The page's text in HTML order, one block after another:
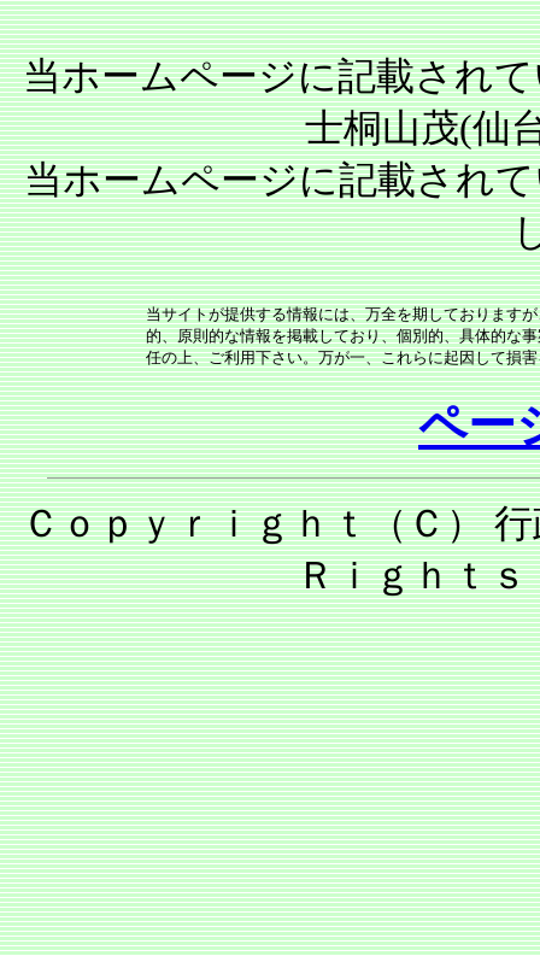
当ホームページに記載され
士桐山茂(仙
当ホームページに記載され
＜免責
当サイトが提供する情報には、万全を期しております
的、原則的な情報を掲載しており、個別的、具体的な
任の上、ご利用下さい。万が一、これらに起因して損
ペー
Ｃｏｐｙｒｉｇｈｔ（Ｃ）
Ｒｉｇｈｔ